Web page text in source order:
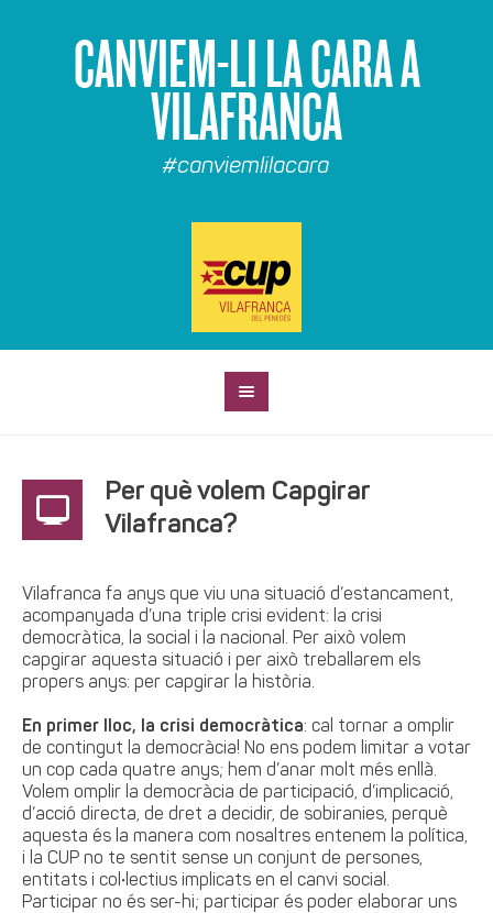
CANVIEM-LI LA CARA A
VILAFRANCA
#canviemlilacara
Per què volem Capgirar
Vilafranca?
Vilafranca fa anys que viu una situació d’estancament,
acompanyada d’una triple crisi evident: la crisi
democràtica, la social i la nacional. Per això volem
capgirar aquesta situació i per això treballarem els
propers anys: per capgirar la història.
En primer lloc, la crisi democràtica: cal tornar a omplir
de contingut la democràcia! No ens podem limitar a votar
un cop cada quatre anys; hem d’anar molt més enllà.
Volem omplir la democràcia de participació, d’implicació,
d’acció directa, de dret a decidir, de sobiranies, perquè
aquesta és la manera com nosaltres entenem la política,
i la CUP no te sentit sense un conjunt de persones,
entitats i col•lectius implicats en el canvi social.
Participar no és ser-hi; participar és poder elaborar uns